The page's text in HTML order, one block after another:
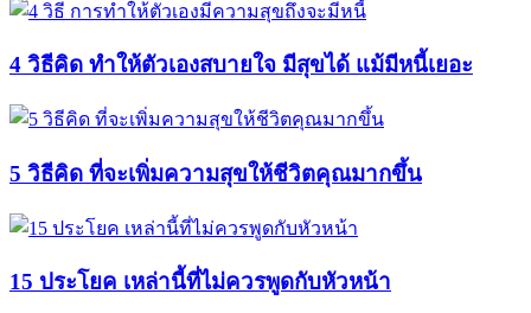
4 วิธีคิด ทำให้ตัวเองสบายใจ มีสุขได้ แม้มีหนี้เยอะ
5 วิธีคิด ที่จะเพิ่มความสุขให้ชีวิตคุณมากขึ้น
15 ประโยค เหล่านี้ที่ไม่ควรพูดกับหัวหน้า